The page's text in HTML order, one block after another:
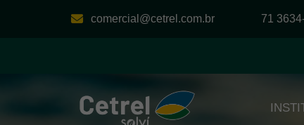
comercial@cetrel.com.br 71